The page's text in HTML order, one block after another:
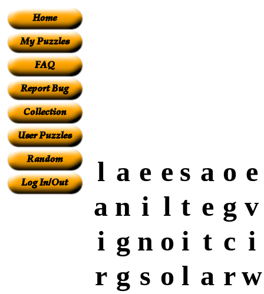
l a e e s a o e
a n i l t e g v
i g n o i t c i
r g s o l a rw